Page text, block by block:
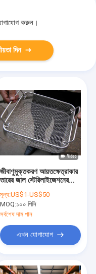
করুন।
দিন
জীবাণুমুক্তকরণ আয়তক্ষেত্রাকার
তারের জাল স্টেরিলাইজেশনের
মূল্য:US$1-US$50
MOQ:১০০ পিসি
সর্বশেষ দাম পান
এখন যোগাযোগ